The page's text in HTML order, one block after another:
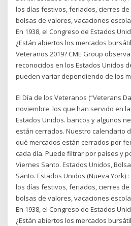
los días festivos, feriados, cierres
bolsas de valores, vacaciones
En 1938, el Congreso de Estados
¿Están abiertos los mercados
Veteranos 2019? CME Group
reconocidos en los Estados Unidos
pueden variar dependiendo de los
El Día de los Veteranos (“Veterans
noviembre. los que han servido en
Estados Unidos. bancos y algunos
están cerrados. Nuestro calendario
qué mercados están cerrados por
cada día. Puede filtrar por países y
Viernes Santo. Estados Unidos,
Santo. Estados Unidos (Nueva York)
los días festivos, feriados, cierres
bolsas de valores, vacaciones
En 1938, el Congreso de Estados
¿Están abiertos los mercados